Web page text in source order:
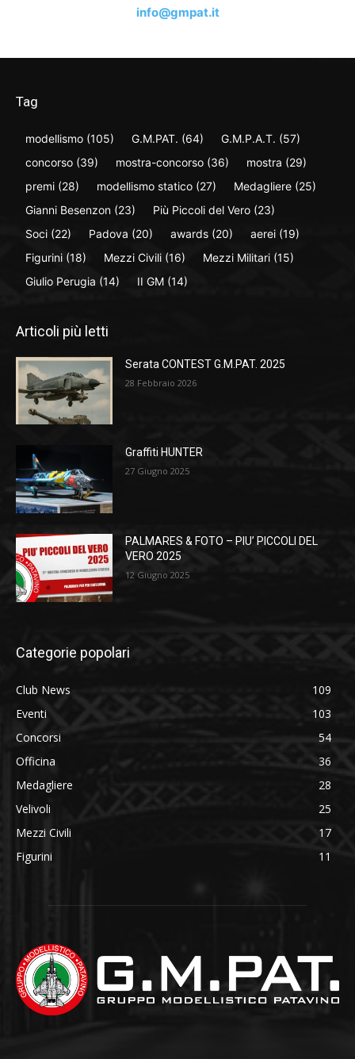
info@gmpat.it
Tag
modellismo (105) G.M.PAT. (64) G.M.P.A.T. (57)
concorso (39) mostra-concorso (36) mostra (29)
premi (28) modellismo statico (27) Medagliere (25)
Gianni Besenzon (23) Più Piccoli del Vero (23)
Soci (22) Padova (20) awards (20) aerei (19)
Figurini (18) Mezzi Civili (16) Mezzi Militari (15)
Giulio Perugia (14) II GM (14)
Articoli più letti
Serata CONTEST G.M.PAT. 2025
28 Febbraio 2026
Graffiti HUNTER
27 Giugno 2025
PALMARES & FOTO – PIU’ PICCOLI DEL
VERO 2025
12 Giugno 2025
Categorie popolari
Club News
109
Eventi
103
Concorsi
54
Officina
36
Medagliere
28
Velivoli
25
Mezzi Civili
17
Figurini
11